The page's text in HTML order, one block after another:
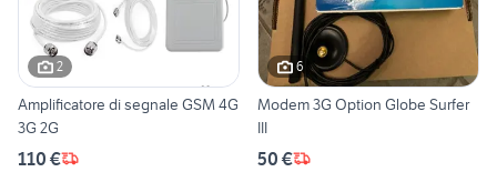
2
Amplificatore di segnale GSM 4G
3G 2G
110 €
6
Modem 3G Option Globe Surfer
III
50 €